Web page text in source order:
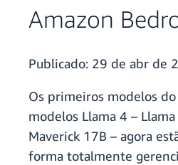
Amazon
Publicado: 29 de abr de
Os primeiros modelos
modelos Llama 4 –
Maverick 17B – agora
forma totalmente